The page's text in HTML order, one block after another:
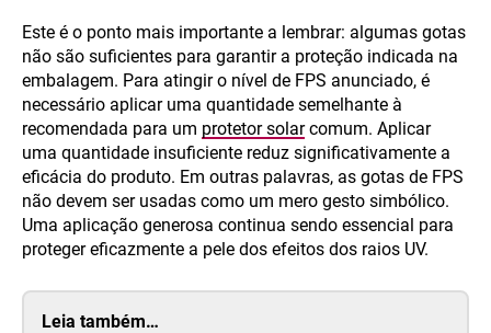
Este é o ponto mais importante a lembrar: algumas gotas
não são suficientes para garantir a proteção indicada na
embalagem. Para atingir o nível de FPS anunciado, é
necessário aplicar uma quantidade semelhante à
recomendada para um protetor solarcomum. Aplicar
uma quantidade insuficiente reduz significativamente a
eficácia do produto. Em outras palavras, as gotas de FPS
não devem ser usadas como um mero gesto simbólico.
Uma aplicação generosa continua sendo essencial para
proteger eficazmente a pele dos efeitos dos raios UV.
Leia também…